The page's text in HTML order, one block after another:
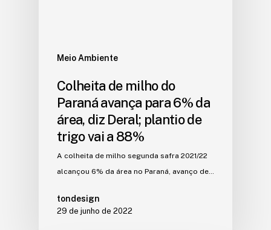
Meio Ambiente
Colheita de milho do
Paraná avança para 6% da
área, diz Deral; plantio de
trigo vai a 88%
A colheita de milho segunda safra 2021/22
alcançou 6% da área no Paraná, avanço de…
tondesign
29 de junho de 2022